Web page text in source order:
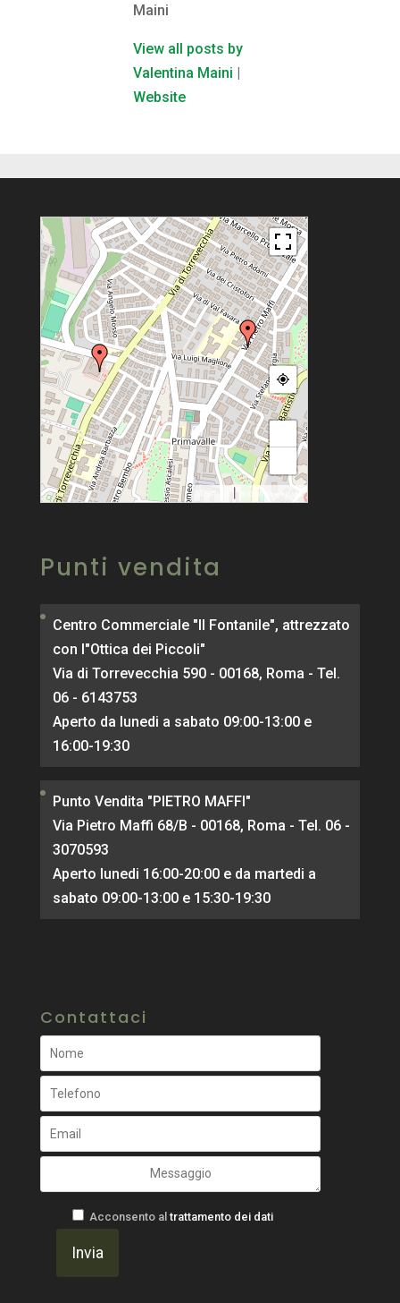
Maini
View all posts by
Valentina Maini |
Website
© OpenStreetMap
Punti vendita
Centro Commerciale "Il Fontanile", attrezzato
con l"Ottica dei Piccoli"
Via di Torrevecchia 590 - 00168, Roma - Tel.
06 - 6143753
Aperto da lunedi a sabato 09:00-13:00 e
16:00-19:30
Punto Vendita "PIETRO MAFFI"
Via Pietro Maffi 68/B - 00168, Roma - Tel. 06 -
3070593
Aperto lunedi 16:00-20:00 e da martedi a
sabato 09:00-13:00 e 15:30-19:30
Contattaci
Acconsento al trattamento dei dati